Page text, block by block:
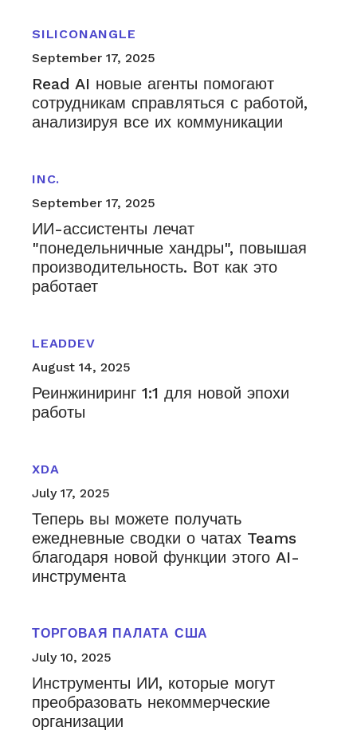
SILICONANGLE
September 17, 2025
Read AI новые агенты помогают
сотрудникам справляться с работой,
анализируя все их коммуникации
INC.
September 17, 2025
ИИ-ассистенты лечат
"понедельничные хандры", повышая
производительность. Вот как это
работает
LEADDEV
August 14, 2025
Реинжиниринг 1:1 для новой эпохи
работы
XDA
July 17, 2025
Теперь вы можете получать
ежедневные сводки о чатах Teams
благодаря новой функции этого AI-
инструмента
ТОРГОВАЯ ПАЛАТА США
July 10, 2025
Инструменты ИИ, которые могут
преобразовать некоммерческие
организации